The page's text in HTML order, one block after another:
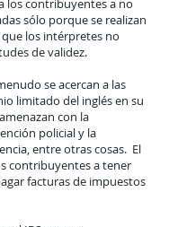
los contribuyentes a no
sólo porque se realizan
que los intérpretes no
de validez.
se acercan a las
limitado del inglés en su
con la
policial y la
entre otras cosas. El
contribuyentes a tener
facturas de impuestos